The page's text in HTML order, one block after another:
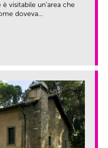
visitabile un’area che
doveva...